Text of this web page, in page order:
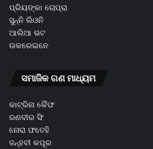
ପ୍ରିୟଙ୍କା ଚୋପ୍ରା
ସୁନ୍ନି ଲିଓନି
ଆଲିଆ ଭଟ
ଉକରେଇନେ
ସମାଜିକ ଗଣ ମାଧ୍ୟମ
କାଟ୍ରିନା କୈଫ
ରଣବୀର ସିଂ
ନୋରା ଫତେହି
ଜନ୍ହବୀ କପୂର